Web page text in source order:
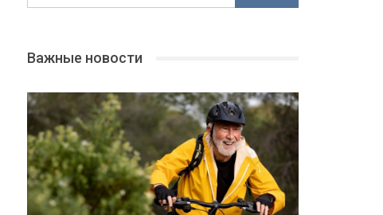
Важные новости